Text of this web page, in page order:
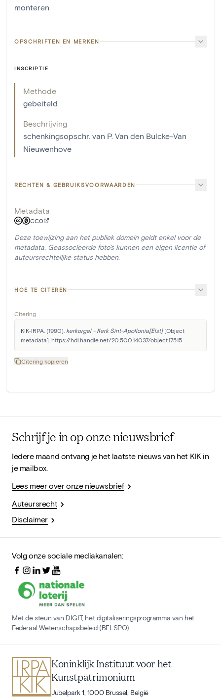
monteren
OPSCHRIFTEN EN MERKEN
INSCRIPTIE
Methode
gebeiteld
Beschrijving
schenkingsopschr. van P. Van den Bulcke-Van
Nieuwenhove
RECHTEN & GEBRUIKSVOORWAARDEN
Metadata
CC0
Deze toewijzing aan het publiek domein geldt enkel voor de
metadata. Geassocieerde foto's kunnen een eigen licentie of
auteursrechtelijke status hebben.
HOE TE CITEREN
Citering
KIK-IRPA. (1990). kerkorgel - Kerk Sint-Apollonia[Elst] [Object
metadata]. https://hdl.handle.net/20.500.14037/object.17515
Citering kopiëren
Schrijf je in op onze nieuwsbrief
Iedere maand ontvang je het laatste nieuws van het KIK in
je mailbox.
Lees meer over onze nieuwsbrief
Auteursrecht
Disclaimer
Volg onze sociale mediakanalen:
Met de steun van DIGIT, het digitaliseringsprogramma van het
Federaal Wetenschapsbeleid (BELSPO)
Koninklijk Instituut voor het
Kunstpatrimonium
Jubelpark 1, 1000 Brussel, België